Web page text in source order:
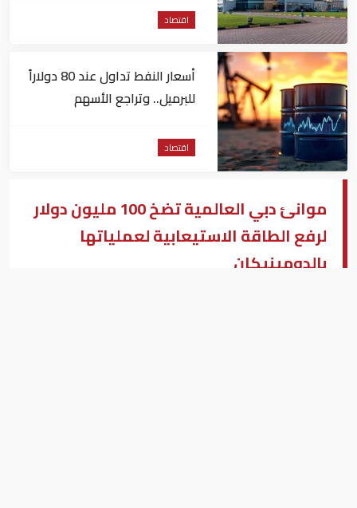
اقتصاد
أسعار النفط تداول عند 80 دولاراً
للبرميل.. وتراجع الأسهم
اقتصاد
موانئ دبي العالمية تضخ 100 مليون دولار
لرفع الطاقة الاستيعابية لعملياتها
بالدومينيكان